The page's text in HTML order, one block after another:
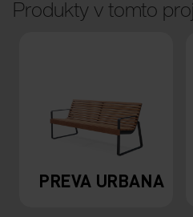
Produkty v tomto
PREVA URBANA